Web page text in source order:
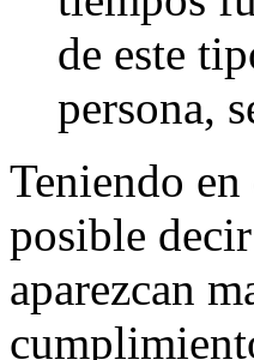
de este
persona,
Teniendo en
posible
aparezcan